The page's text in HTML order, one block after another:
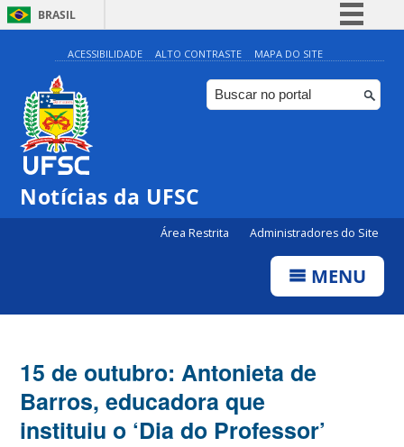
BRASIL
Simplifique!
Comunica BR
Participe
ACESSIBILIDADE ALTO CONTRASTE MAPA DO SITE
Notícias da UFSC
Área Restrita Administradores do Site
MENU
15 de outubro: Antonieta de
Barros, educadora que
instituiu o ‘Dia do Professor’